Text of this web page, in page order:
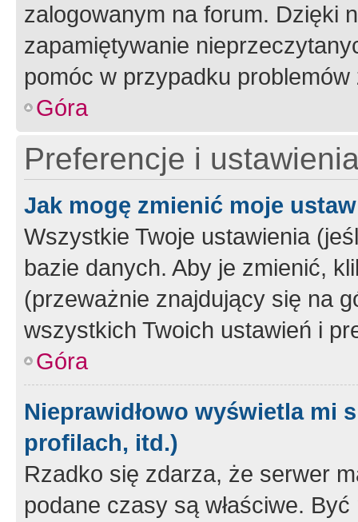
zalogowanym na forum. Dzięki
zapamiętywanie
pomóc w przypadku
Góra
Preferencje i
Jak mogę zmienić moje
Wszystkie Twoje ustawienia
bazie danych. Aby je zmienić,
(przeważnie znajdujący się na
wszystkich Twoich ustawień i
Góra
Nieprawidłowo wyświetla mi
profilach, itd.)
Rzadko się zdarza, że serwer
podane czasy są właściwe.